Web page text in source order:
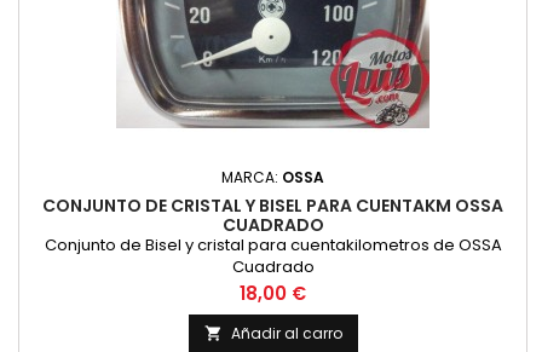
MARCA: OSSA
CONJUNTO DE CRISTAL Y BISEL PARA CUENTAKM OSSA
CUADRADO
Conjunto de Bisel y cristal para cuentakilometros de OSSA
Cuadrado
Precio
18,00 €
 Añadir al carro